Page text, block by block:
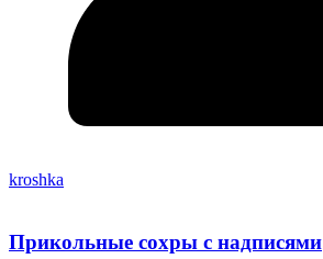
kroshka
Прикольные сохры с надписями